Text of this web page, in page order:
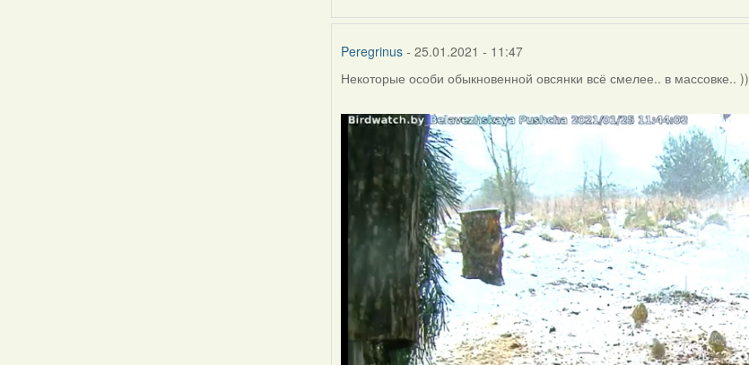
Peregrinus - 25.01.2021 - 11:47
Некоторые особи обыкновенной овсянки всё смелее.. в массовке.. ))